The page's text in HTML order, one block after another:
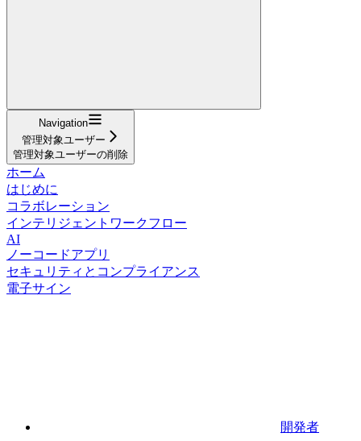
Navigation
管理対象ユーザー
管理対象ユーザーの削除
ホーム
はじめに
コラボレーション
インテリジェントワークフロー
AI
ノーコードアプリ
セキュリティとコンプライアンス
電子サイン
開発者